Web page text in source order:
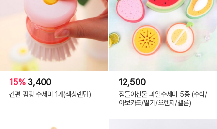
15% 3,400
간편 펌핑 수세미 1개(색상랜덤)
12,500
집들이선물 과일수세미 5종 (수박/
아보카도/딸기/오렌지/멜론)